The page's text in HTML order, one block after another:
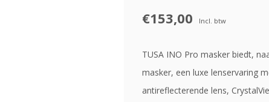
€153,00 Incl. btw
TUSA INO Pro masker biedt,
masker, een luxe lenservaring
antireflecterende lens,